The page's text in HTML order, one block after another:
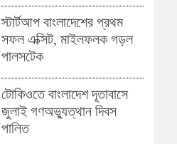
স্টার্টআপ বাংলাদেশের প্রথম
সফল এক্সিট, মাইলফলক গড়ল
পালসটেক
টোকিওতে বাংলাদেশ দূতাবাসে
জুলাই গণঅভ্যুত্থান দিবস
পালিত